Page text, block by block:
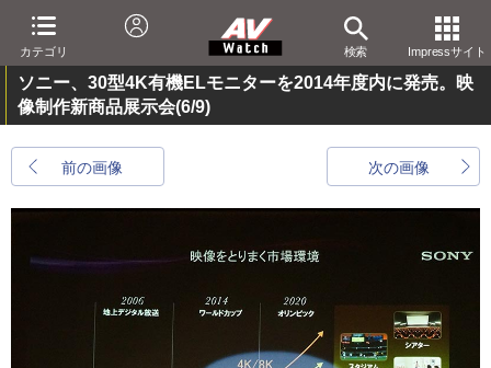
カテゴリ 検索 Impressサイト
ソニー、30型4K有機ELモニターを2014年度内に発売。映
像制作新商品展示会(6/9)
前の画像 次の画像